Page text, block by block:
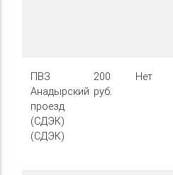
ПВЗ
Анадырский
проезд
(СДЭК)
(СДЭК)
200
руб.
Нет